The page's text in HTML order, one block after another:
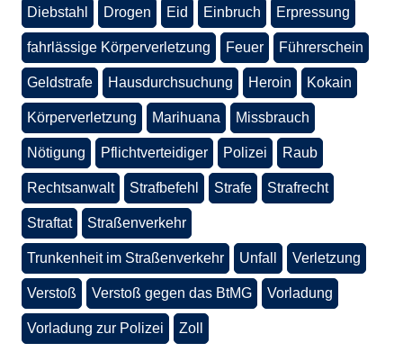
Diebstahl Drogen Eid Einbruch Erpressung
fahrlässige Körperverletzung Feuer Führerschein
Geldstrafe Hausdurchsuchung Heroin Kokain
Körperverletzung Marihuana Missbrauch
Nötigung Pflichtverteidiger Polizei Raub
Rechtsanwalt Strafbefehl Strafe Strafrecht
Straftat Straßenverkehr
Trunkenheit im Straßenverkehr Unfall Verletzung
Verstoß Verstoß gegen das BtMG Vorladung
Vorladung zur Polizei Zoll